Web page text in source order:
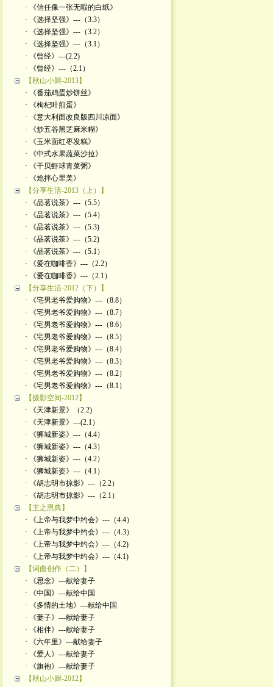
· 《信任像一张无暇的白纸》
· 《选择坚强》---（3.3）
· 《选择坚强》---（3.2）
· 《选择坚强》---（3.1）
· 《曾经》---(2.2)
· 《曾经》---（2.1）
【秋山小厨-2013】
· 《番茄鸡蛋炒饼丝》
· 《枸杞叶煎蛋》
· 《意大利面改良版四川凉面》
· 《炒五谷黑芝麻米糊》
· 《玉米面红枣发糕》
· 《中式水果蔬菜沙拉》
· 《干贝虾球青菜粥》
· 《炝拌心里美》
【分享生活-2013（上）】
· 《品茗说茶》---（5.5）
· 《品茗说茶》---（5.4）
· 《品茗说茶》---（5.3)
· 《品茗说茶》---（5.2)
· 《品茗说茶》---（5.1）
· 《爱在咖啡香》---（2.2）
· 《爱在咖啡香》---（2.1）
【分享生活-2012（下）】
· 《宅男老爷爱购物》---（8.8）
· 《宅男老爷爱购物》---（8.7）
· 《宅男老爷爱购物》---（8.6）
· 《宅男老爷爱购物》---（8.5）
· 《宅男老爷爱购物》---（8.4）
· 《宅男老爷爱购物》---（8.3）
· 《宅男老爷爱购物》---（8.2）
· 《宅男老爷爱购物》---（8.1）
【摄影空间-2012】
· 《天津新景》（2.2)
· 《天津新景》---(2.1）
· 《狮城新姿》---（4.4）
· 《狮城新姿》---（4.3）
· 《狮城新姿》---（4.2）
· 《狮城新姿》---（4.1）
· 《胡志明市掠影》---（2.2）
· 《胡志明市掠影》---（2.1）
【主之恩典】
· 《上帝与我梦中约会》---（4.4）
· 《上帝与我梦中约会》---（4.3）
· 《上帝与我梦中约会》---（4.2)
· 《上帝与我梦中约会》---（4.1)
【词曲创作（二）】
· 《思念》---献给妻子
· 《中国》---献给中国
· 《多情的土地》---献给中国
· 《妻子》---献给妻子
· 《相伴》---献给妻子
· 《六年里》---献给妻子
· 《爱人》---献给妻子
· 《旗袍》---献给妻子
【秋山小厨-2012】